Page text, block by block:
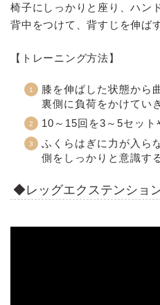
椅子にしっかりと座り、ハン
背中をつけて、背すじを伸ば
【トレーニング方法】
膝を伸ばした状態から
裏側に負荷をかけてい
10～15回を3～5セット
ふくらはぎに力が入ら
側をしっかりと意識す
◆レッグエクステンショ